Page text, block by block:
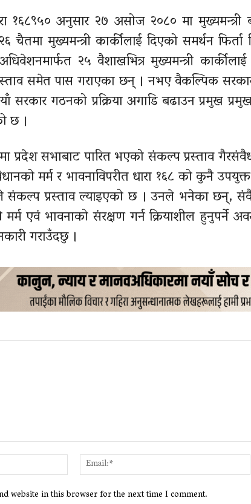
१६८९५० अनुसार २७ असोज २०८० मा
चैतमा मुख्यमन्त्री कार्कीलाई दिएको समर्थन
२५ वैशाखभित्र मुख्यमन्त्री
समेत पास गराएका छन् । नभए वैकल्पिक
सरकार गठनको प्रक्रिया अगाडि बढाउन प्रमुख
छ ।
प्रदेश सभाबाट पारित भएको संकल्प प्रस्ताव
मर्म र भावनाविपरीत धारा १६८ को कुनै उपयुक्त
संकल्प प्रस्ताव ल्याइएको छ । उनले भनेका छन्,
एवं भावनाको संरक्षण गर्न क्रियाशील हुनुपर्ने
गराउँदछु ।
Name:*
website in this browser for the next time I comment.